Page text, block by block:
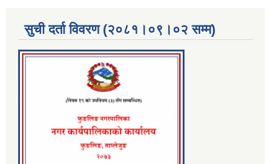
सुची दर्ता विवरण (२०८१।०९।०२ सम्म)